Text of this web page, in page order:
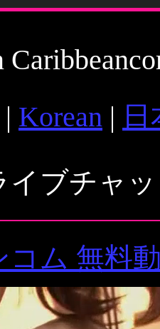
| Korean |
イブチャ
コム 無料